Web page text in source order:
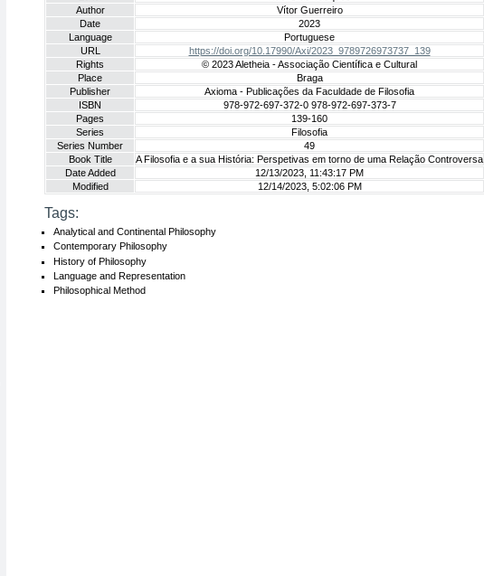
Author
Vítor Guerreiro
Date
2023
Language
Portuguese
URL
https://doi.org/10.17990/Axi/2023_9789726973737_139
Rights
© 2023 Aletheia - Associação Científica e Cultural
Place
Braga
Publisher
Axioma - Publicações da Faculdade de Filosofia
ISBN
978-972-697-372-0 978-972-697-373-7
Pages
139-160
Series
Filosofia
Series Number
49
Book Title
A Filosofia e a sua História: Perspetivas em torno de uma Relação Controversa
Date Added
12/13/2023, 11:43:17 PM
Modified
12/14/2023, 5:02:06 PM
Tags:
Analytical and Continental Philosophy
Contemporary Philosophy
History of Philosophy
Language and Representation
Philosophical Method